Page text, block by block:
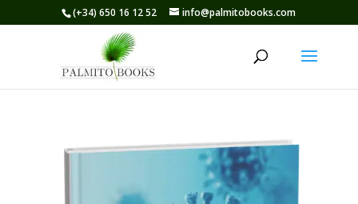
(+34) 650 16 12 52 info@palmitobooks.com